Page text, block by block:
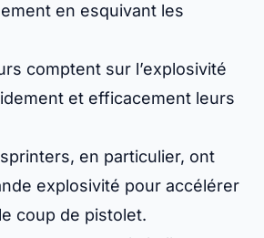
en esquivant les
comptent sur l’explosivité
et efficacement leurs
en particulier, ont
explosivité pour accélérer
coup de pistolet.